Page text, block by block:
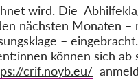
wird. Die
nächsten Monaten –
– eingebracht.
können sich ab
crif.noyb.eu/